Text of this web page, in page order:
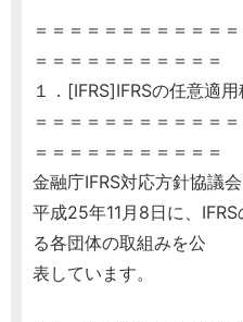
＝＝＝＝＝＝＝＝＝＝＝
＝＝＝＝＝＝＝＝＝＝＝
１．[IFRS]IFRSの任意適
＝＝＝＝＝＝＝＝＝＝＝
＝＝＝＝＝＝＝＝＝＝＝
金融庁IFRS対応方針協議会
平成25年11月8日に、
る各団体の取組みを公
表しています。